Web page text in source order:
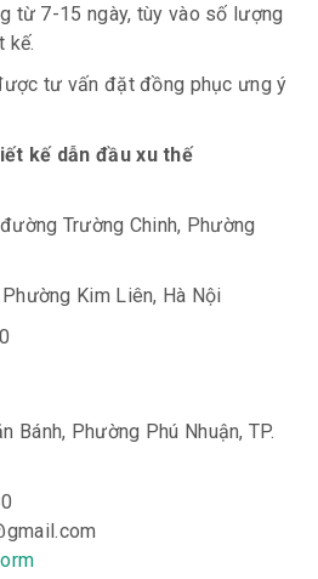
từ 7-15 ngày, tùy vào số lượng
kế.
tư vấn đặt đồng phục ưng ý
kế dẫn đầu xu thế
Trường Chinh, Phường
Kim Liên, Hà Nội
Bánh, Phường Phú Nhuận, TP.